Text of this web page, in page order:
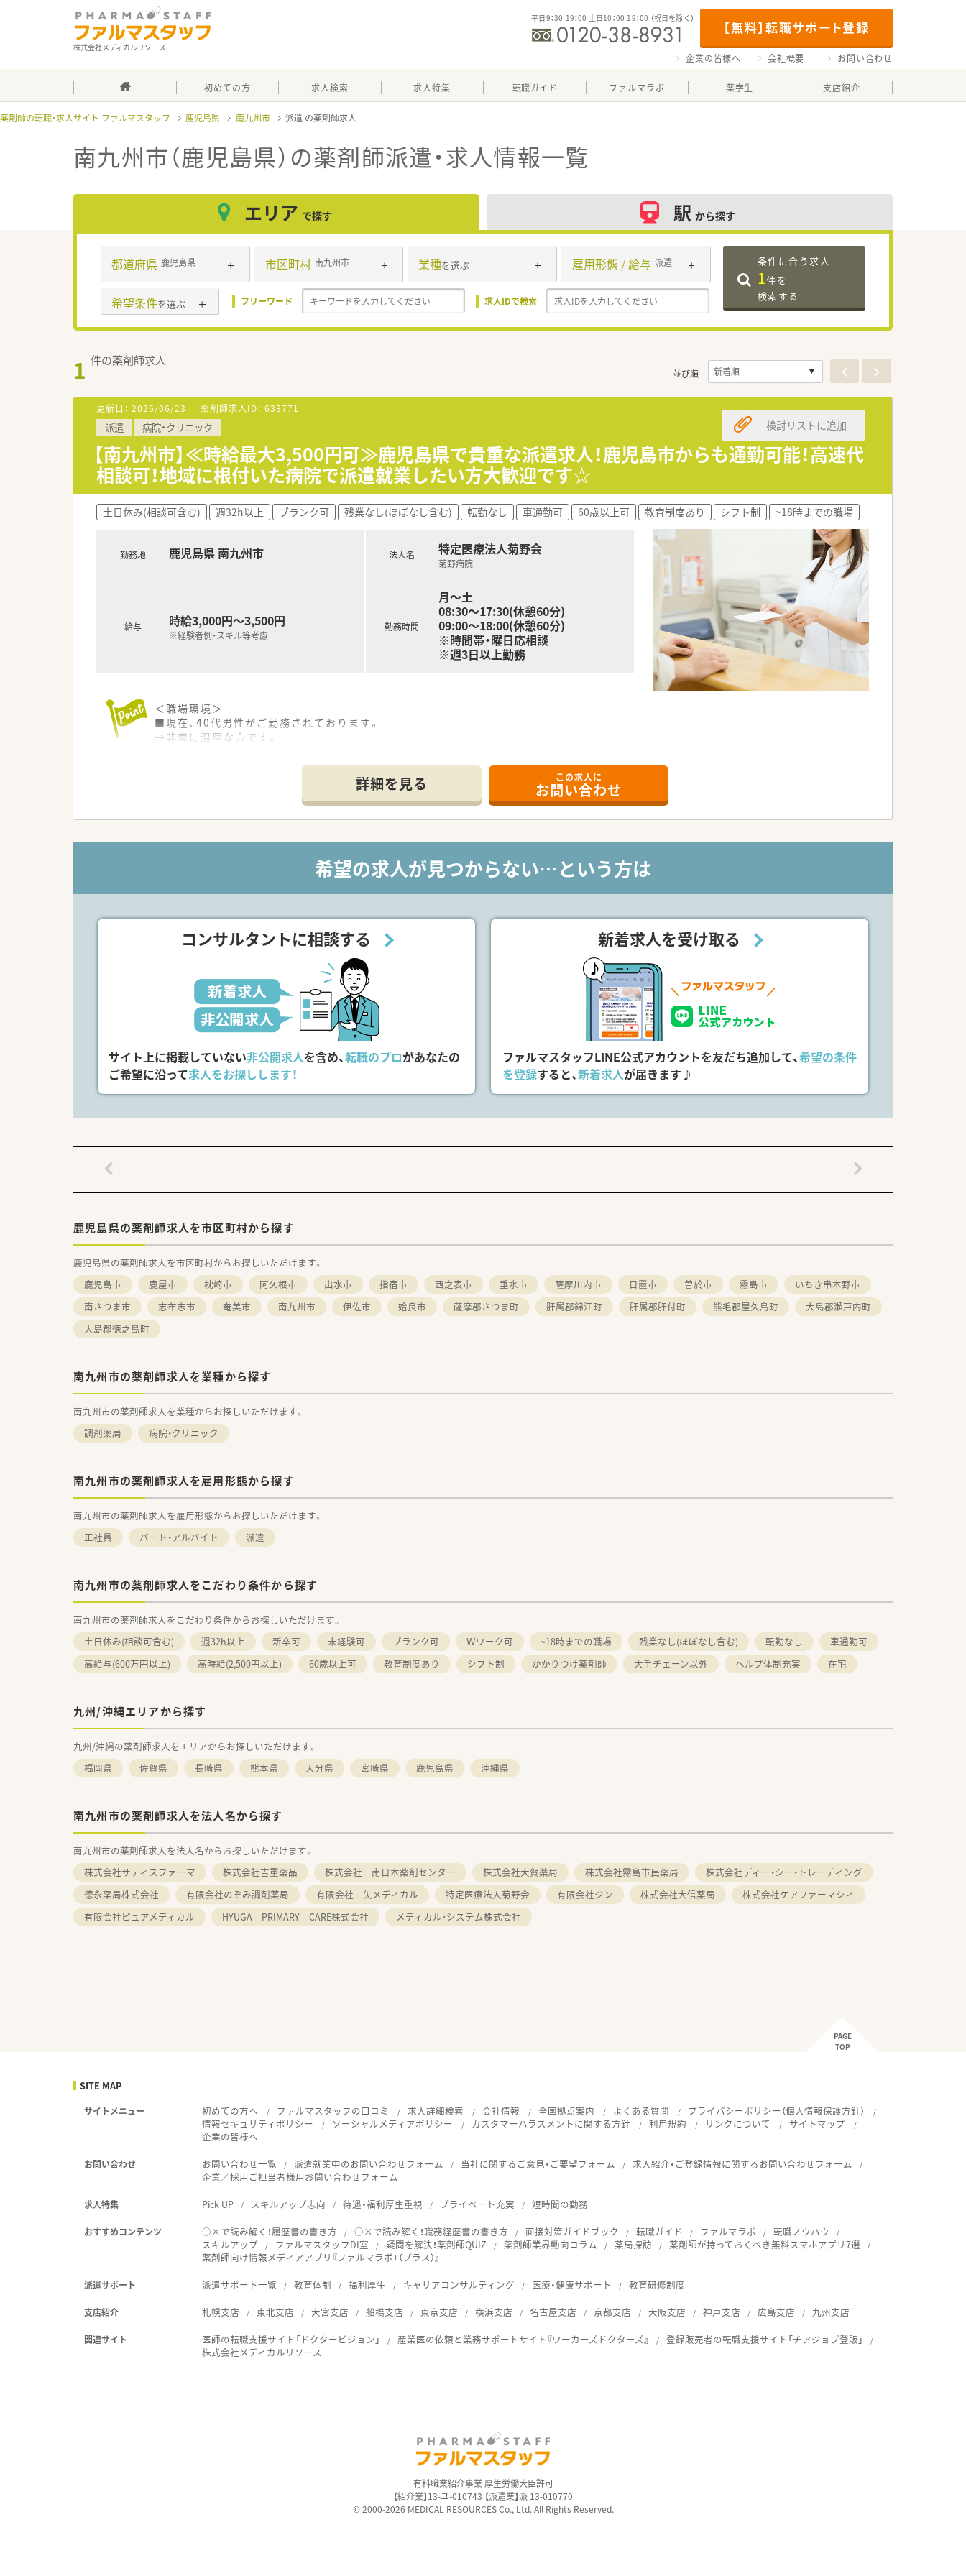
株式会社メディカルリソース
【無料】転職サポート登録
平日9：30-19：00 土日10：00-19：00 （祝日を除く）
企業の皆様へ 会社概要 お問い合わせ
初めての方 求人検索 求人特集 転職ガイド ファルマラボ 薬学生 支店紹介
薬剤師の転職・求人サイト ファルマスタッフ 鹿児島県 南九州市 派遣
南九州市（鹿児島県） の薬剤師派遣・求人情報一覧
エリア で探す 駅 から探す
都道府県 鹿児島県 市区町村 南九州市 業種を選ぶ 雇用形態 / 給与 派遣
希望条件を選ぶ フリーワード 求人IDで検索
条件に合う求人
1件を
検索する
1 件の薬剤師求人
並び順
更新日： 2026/06/23 薬剤師求人ID： 638771
派遣 病院・クリニック
【南九州市】≪時給最大3,500円可≫鹿児島県で貴重な派遣求人！鹿児島市からも通勤可能！高速代
相談可！地域に根付いた病院で派遣就業したい方大歓迎です☆
検討リストに追加
土日休み(相談可含む) 週32h以上 ブランク可 残業なし(ほぼなし含む) 転勤なし 車通勤可 60歳以上可 教育制度あり シフト制 ~18時までの職場
勤務地 鹿児島県 南九州市
給与 時給3,000円～3,500円
※経験者例・スキル等考慮
法人名 特定医療法人菊野会
菊野病院
勤務時間
月～土
08:30～17:30(休憩60分)
09:00～18:00(休憩60分)
※時間帯・曜日応相談
※週3日以上勤務
＜職場環境＞
■現在、40代男性がご勤務されております。
→非常に温厚な方です。
■色んな業種の方がご勤務されておりますが、関係性が良くチーム医療をする環境が整っております。
■食堂が完備されてますが、職員の方は半額でご利用頂けるます。
■市外からの方は高速代も相談可能です。
＜業務内容＞
■病棟配置薬管理
＜こんな病院です＞
■136床の一般病院です。
■病院だけでなく、介護施設・リハビリ施設・障害者の療育施設を運営しており、医療から介護・療育まで幅広く事業を展開しておりま
■目指す医療は、「きく」医療。患者様・利用者様のお話を聴き、なにげない会話からその方の想いや状態を汲み取ることが、ひとりひと
りに応じた「効く」医療・介護につながるように患者様ファーストの意識を持って運営しております。
■地域のお祭り・講演会・ボランティアの受け入れなど活動にも力を入れており、地域の根付いた病院です。
■病院の前には足湯が入れるスペースがあり、地域の方が集まれるスペースなどもございます。
■病院勤務者の30％以上は鹿児島市内よりご勤務されており、道も混まない為鹿児島市内にお住いの方も大歓迎です。
【業 種】一般病院
【アクセス】車通勤
【契約期間】即日～3カ月
【応需科目】内科,呼吸器科,循環器科,脳外科,整形外科糖尿病外来・リウマチ科・リハビリテーション科
【人員体制】
********************************
＼手厚いサポートが魅力のファルマスタッフ／
■万全のサポート体制：2名体制で担当がつきしっかりサポート！
■各種保険を完備：社会保険(週20時間以上)/雇用保険/薬剤師賠償責任保険
■充実の休暇制度：有給休暇(6ヶ月以上勤務)、夏季休暇、慶弔休暇など
まずはお気軽にお問い合わせください。
詳細を見る この求人に
お問い合わせ
希望の求人が見つからない…という方は
コンサルタントに相談する
サイト上に掲載していない非公開求人を含め、転職のプロがあなたの
ご希望に沿って求人をお探しします！
新着求人を受け取る
ファルマスタッフLINE公式アカウントを友だち追加して、希望の条件
を登録すると、新着求人が届きます♪
鹿児島県の薬剤師求人を市区町村から探す
鹿児島県の薬剤師求人を市区町村からお探しいただけます。
鹿児島市
鹿屋市 枕崎市 阿久根市 出水市 指宿市 西之表市 垂水市 薩摩川内市 日置市 曽於市 霧島市
いちき串木野市
南さつま市
志布志市 奄美市 南九州市 伊佐市 姶良市 薩摩郡さつま町 肝属郡錦江町 肝属郡肝付町 熊毛郡屋久島町
大島郡瀬戸内町
大島郡徳之島町
南九州市の薬剤師求人を業種から探す
南九州市の薬剤師求人を業種からお探しいただけます。
調剤薬局
病院・クリニック
南九州市の薬剤師求人を雇用形態から探す
南九州市の薬剤師求人を雇用形態からお探しいただけます。
正社員
パート・アルバイト 派遣
南九州市の薬剤師求人をこだわり条件から探す
南九州市の薬剤師求人をこだわり条件からお探しいただけます。
土日休み(相談可含む)
週32h以上 新卒可 未経験可 ブランク可 Ｗワーク可 ~18時までの職場 残業なし(ほぼなし含む) 転勤なし
車通勤可
高給与(600万円以上)
高時給(2,500円以上) 60歳以上可 教育制度あり シフト制 かかりつけ薬剤師 大手チェーン以外 ヘルプ体制充実 在宅
九州/沖縄エリアから探す
九州/沖縄の薬剤師求人をエリアからお探しいただけます。
福岡県
佐賀県 長崎県 熊本県 大分県 宮崎県 鹿児島県 沖縄県
南九州市の薬剤師求人を法人名から探す
南九州市の薬剤師求人を法人名からお探しいただけます。
株式会社サティスファーマ
株式会社吉重薬品 株式会社 南日本薬剤センター 株式会社大賀薬局 株式会社霧島市民薬局
株式会社ディー・シー・トレーディング
徳永薬局株式会社
有限会社のぞみ調剤薬局 有限会社二矢メディカル 特定医療法人菊野会 有限会社ジン 株式会社大信薬局
株式会社ケアファーマシィ
有限会社ピュアメディカル
HYUGA PRIMARY CARE株式会社 メディカル･システム株式会社
PAGE
TOP
SITE MAP
サイトメニュー 初めての方へ ファルマスタッフの口コミ 求人詳細検索 会社情報 全国拠点案内 よくある質問
プライバシーポリシー（個人情報保護方針）
情報セキュリティポリシー
ソーシャルメディアポリシー カスタマーハラスメントに関する方針 利用規約 リンクについて
サイトマップ
企業の皆様へ
お問い合わせ お問い合わせ一覧 派遣就業中のお問い合わせフォーム 当社に関するご意見・ご要望フォーム
求人紹介・ご登録情報に関するお問い合わせフォーム
企業／採用ご担当者様用お問い合わせフォーム
求人特集 Pick UP スキルアップ志向 待遇・福利厚生重視 プライベート充実 短時間の勤務
おすすめコンテンツ ○×で読み解く！履歴書の書き方 ○×で読み解く！職務経歴書の書き方 面接対策ガイドブック 転職ガイド ファルマラボ
転職ノウハウ
スキルアップ
ファルマスタッフDI室 疑問を解決！薬剤師QUIZ 薬剤師業界動向コラム 薬局探訪
薬剤師が持っておくべき無料スマホアプリ7選
薬剤師向け情報メディアアプリ『ファルマラボ+（プラス）』
派遣サポート 派遣サポート一覧 教育体制 福利厚生 キャリアコンサルティング 医療・健康サポート 教育研修制度
支店紹介 札幌支店 東北支店 大宮支店 船橋支店 東京支店 横浜支店 名古屋支店 京都支店 大阪支店 神戸支店 広島支店 九州支店
関連サイト 医師の転職支援サイト「ドクタービジョン」 産業医の依頼と業務サポートサイト『ワーカーズドクターズ』
登録販売者の転職支援サイト「チアジョブ登販」
株式会社メディカルリソース
有料職業紹介事業 厚生労働大臣許可
【紹介業】13-ユ-010743 【派遣業】派 13-010770
© 2000-2026 MEDICAL RESOURCES Co., Ltd. All Rights Reserved.